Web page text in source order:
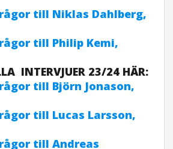
frågor till Niklas Dahlberg,
till Philip Kemi,
INTERVJUER 23/24 HÄR:
till Björn Jonason,
till Lucas Larsson,
till Andreas